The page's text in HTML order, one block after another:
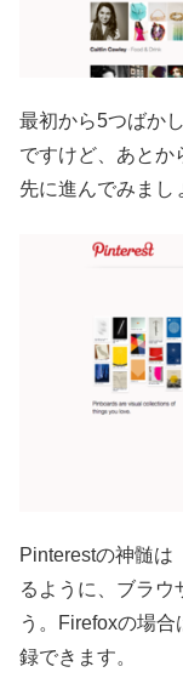
最初から5つばか
ですけど、あとか
先に進んでみまし
Pinterestの神髄は
るように、ブラウ
う。Firefoxの場
録できます。